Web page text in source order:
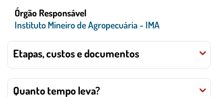
Órgão Responsável
Instituto Mineiro de Agropecuária - IMA
Etapas, custos e documentos
Quanto tempo leva?